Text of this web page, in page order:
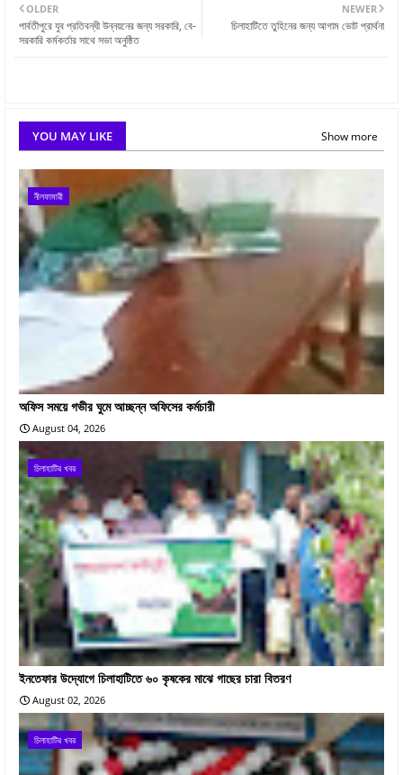
NEWER
চিলাহাটিতে তুহিনের জন্য আগাম ভোট প্রার্থনা
OLDER
পার্বতীপুরে যুব প্রতিবন্ধী উন্নয়নের জন্য সরকারি, বে-
সরকারি কর্মকর্তার সাথে সভা অনুষ্ঠিত
YOU MAY LIKE Show more
নীলফামারী
অফিস সময়ে গভীর ঘুমে আচ্ছন্ন অফিসের কর্মচারী
August 04, 2026
চিলাহাটির খবর
ইনতেফার উদ্যোগে চিলাহাটিতে ৬০ কৃষকের মাঝে গাছের চারা বিতরণ
August 02, 2026
চিলাহাটির খবর